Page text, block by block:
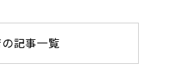
記事一覧